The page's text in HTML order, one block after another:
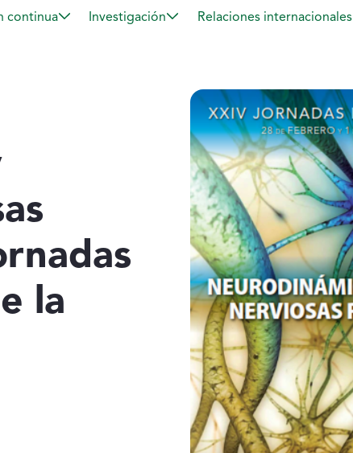
continua Investigación Relaciones internacionales
la